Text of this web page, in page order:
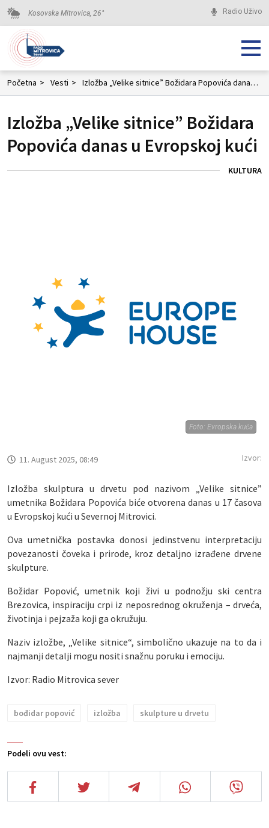
Kosovska Mitrovica, 26° Radio Uživo
Početna > Vesti > Izložba „Velike sitnice” Božidara Popovića danas u Evropskoj kući
Izložba „Velike sitnice” Božidara
Popovića danas u Evropskoj kući
KULTURA
Foto: Evropska kuća
Podeli ovu vest:
11. August 2025, 08:49 Izvor:
Izložba skulptura u drvetu pod nazivom „Velike sitnice”
umetnika Božidara Popovića biće otvorena danas u 17 časova
u Evropskoj kući u Severnoj Mitrovici.
Ova umetnička postavka donosi jedinstvenu interpretaciju
povezanosti čoveka i prirode, kroz detaljno izrađene drvene
skulpture.
Božidar Popović, umetnik koji živi u podnožju ski centra
Brezovica, inspiraciju crpi iz neposrednog okruženja – drveća,
životinja i pejzaža koji ga okružuju.
Naziv izložbe, „Velike sitnice“, simbolično ukazuje na to da i
najmanji detalji mogu nositi snažnu poruku i emociju.
Izvor: Radio Mitrovica sever
bođidar popović izložba skulpture u drvetu